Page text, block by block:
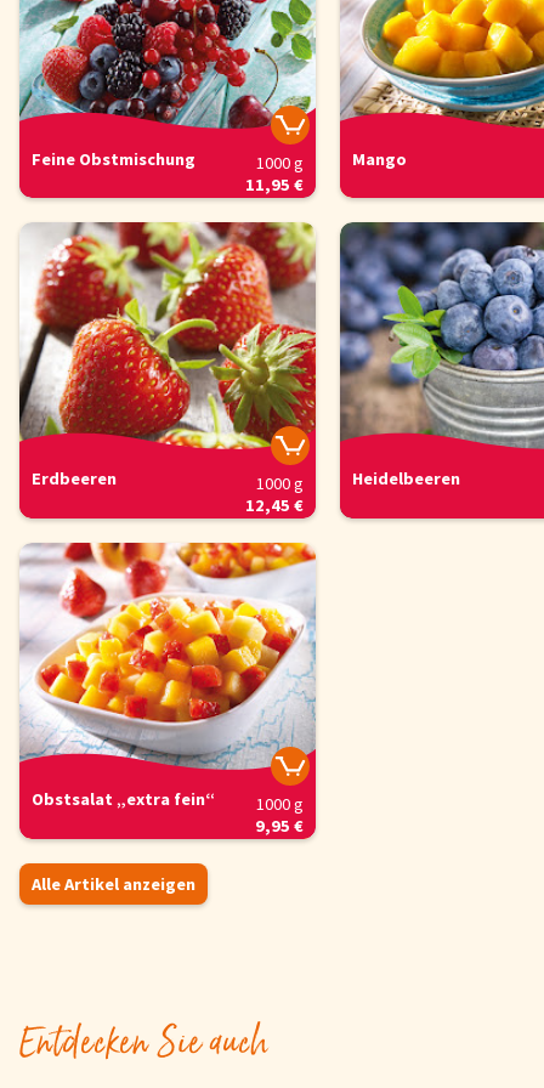
Feine Obstmischung
1000 g
11,95 €
Mango
Erdbeeren
1000 g
12,45 €
Heidelbeeren
Obstsalat „extra fein“
1000 g
9,95 €
Alle Artikel anzeigen
Entdecken Sie auch